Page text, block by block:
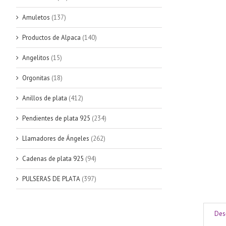
Amuletos (137)
Productos de Alpaca (140)
Angelitos (15)
Orgonitas (18)
Anillos de plata (412)
Pendientes de plata 925 (234)
Llamadores de Ángeles (262)
Cadenas de plata 925 (94)
PULSERAS DE PLATA (397)